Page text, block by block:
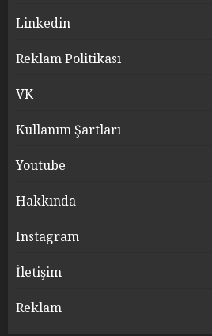
Linkedin
Reklam Politikası
VK
Kullanım Şartları
Youtube
Hakkında
Instagram
İletişim
Reklam